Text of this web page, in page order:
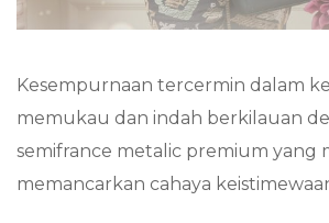
Kesempurnaan tercermin dalam
memukau dan indah berkilauan
semifrance metalic premium yang
memancarkan cahaya